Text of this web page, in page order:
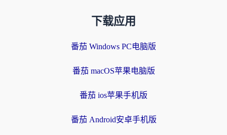
下载应用
番茄 Windows PC电脑版
番茄 macOS苹果电脑版
番茄 ios苹果手机版
番茄 Android安卓手机版